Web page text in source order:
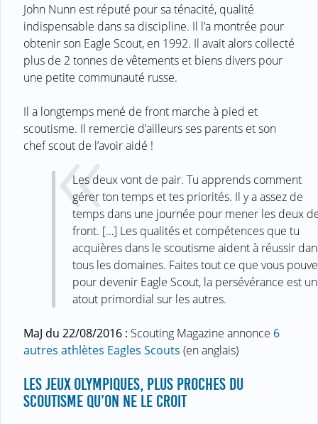
John Nunn est réputé pour sa ténacité, qualité
indispensable dans sa discipline. Il l’a montrée pour
obtenir son Eagle Scout, en 1992. Il avait alors collecté
plus de 2 tonnes de vêtements et biens divers pour
une petite communauté russe.
Il a longtemps mené de front marche à pied et
scoutisme. Il remercie d’ailleurs ses parents et son
chef scout de l’avoir aidé !
Les deux vont de pair. Tu apprends comment
gérer ton temps et tes priorités. Il y a assez de
temps dans une journée pour mener les deux
front. […] Les qualités et compétences que tu
acquières dans le scoutisme aident à réussir
tous les domaines. Faites tout ce que vous
pour devenir Eagle Scout, la persévérance est un
atout primordial sur les autres.
MaJ du 22/08/2016 : Scouting Magazine annonce 6
autres athlètes Eagles Scouts (en anglais)
LES JEUX OLYMPIQUES, PLUS PROCHES DU
SCOUTISME QU’ON NE LE CROIT